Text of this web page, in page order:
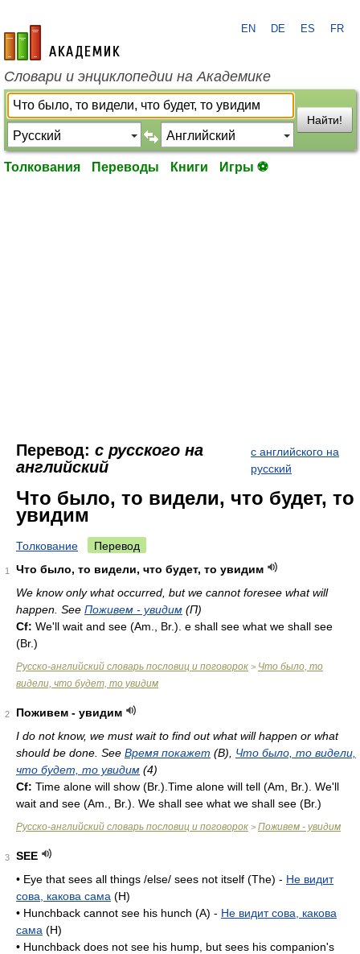
academic.ru
EN DE ES FR
Словари и энциклопедии на Академике
Найти!
Толкования Переводы Книги Игры ⚽
Перевод: с русского на
английский
с английского на
русский
Что было, то видели, что будет, то
увидим
Толкование Перевод
1
Что было, то видели, что будет, то увидим
We know only what occurred, but we cannot foresee what will
happen. See Поживем - увидим (П)
Cf: We'll wait and see (Am. Br.). e shall see what we shall see
(Br.)
Русско-английский словарь пословиц и поговорок > Что было, то
видели, что будет, то увидим
2
Поживем - увидим
I do not know, we must wait to find out what will happen or what
should be done. See Время покажет (B), Что было, то видели,
что будет, то увидим (4)
Cf: Time alone will show (Br.).Time alone will tell (Am, Br.). We'll
wait and see (Am. Br.). We shall see what we shall see (Br.)
Русско-английский словарь пословиц и поговорок > Поживем - увидим
3
SEE
• Eye that sees all things /else/ sees not itself (The) - Не видит
сова, какова сама (H)
• Hunchback cannot see his hunch (A) - Не видит сова, какова
сама (H)
• Hunchback does not see his hump, but sees his companion's